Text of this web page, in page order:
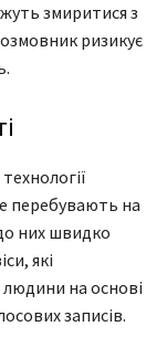
змиритися з
ризикує
перебувають на
них швидко
які
на основі
записів.